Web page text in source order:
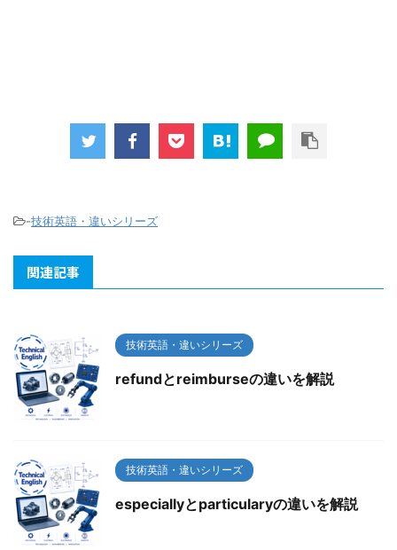
-技術英語・違いシリーズ
関連記事
技術英語・違いシリーズ
refundとreimburseの違いを解説
技術英語・違いシリーズ
especiallyとparticularyの違いを解説